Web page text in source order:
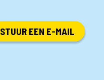
STUUR EEN E-MAIL